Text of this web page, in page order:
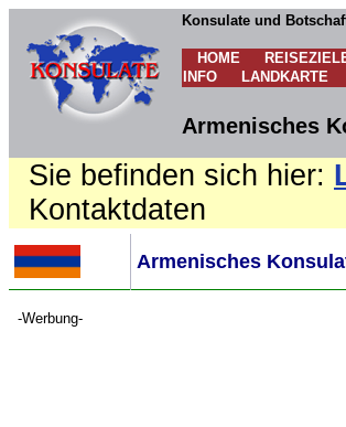
Konsulate und
HOME
INFO
LANDKARTE
Armenisches
Sie befinden sich hier:
Kontaktdaten
Armenisches
-Werbung-